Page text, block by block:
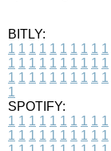
BITLY:
1 1 1 1 1 1 1 1 1 1
1 1 1 1 1 1 1 1 1 1
1 1 1 1 1 1 1 1 1 1
1
SPOTIFY:
1 1 1 1 1 1 1 1 1 1
1 1 1 1 1 1 1 1 1 1